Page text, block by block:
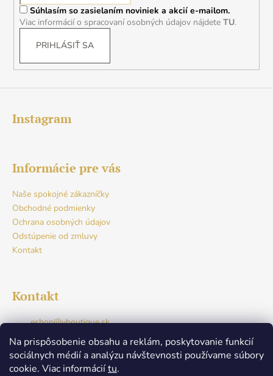
Na prispôsobenie obsahu a reklám, poskytovanie funkcií
sociálnych médií a analýzu návštevnosti používame súbory
cookie. Viac informáciítu.
Súhlasím so zasielaním noviniek a akcií e-mailom.
Viac informácií o spracovaní osobných údajov nájdete TU.
PRIHLÁSIŤ SA
Instagram
Informácie pre vás
Naše spokojné zákazníčky
Obchodné podmienky
Ochrana osobných údajov
Odstúpenie od zmluvy
Kontakt
Kontakt
eshop@vboutique.sk
+421917765941
Facebook
v.boutique.dunajskastreda